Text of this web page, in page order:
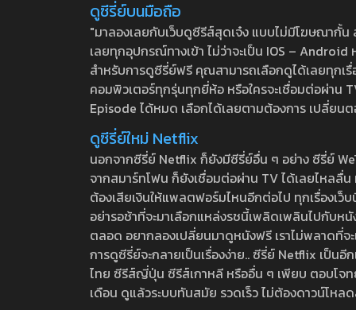
ดูซีรี่ย์บนมือถือ
"มาลองเลยกับเว็บดูซีรีส์สุดเจ๋ง แบบไม่มีโฆษณากั้
เลยทุกอุปกรณ์ทางเข้า ไม่ว่าจะเป็น IOS –
สำหรับการดูซีรี่ย์ฟรี คุณสามารถเลือกดูได้เลยทุกเ
คอมพิวเตอร์ทุกรุ่นทุกยี่ห้อ หรือใครจะเชื่อมต่อผ่าน
Episode ได้หมด เลือกได้เลยตามต้องการ เปลี่ยน
ดูซีรี่ย์ใหม่ Netflix
นอกจากซีรี่ย์ Netflix ก็ยังมีซีรี่ย์อื่น ๆ อย่าง ซีรี่ย์
จากสมาร์ทโฟน ก็ยังเชื่อมต่อผ่าน TV ได้เลยไหลลื่
ต้องเสียเงินให้แพลตฟอร์มไหนอีกต่อไป ทุกเรื่องเว็
อย่ารอช้าที่จะมาเลือกแหล่งรชนี้เพลิดเพลินไปกับห
ตลอด อยากลองเปลี่ยนมาดูหนังฟรี เราไม่พลาดที่
การดูซีรี่ย์จะกลายเป็นเรื่องง่าย.. ซีรี่ย์ Netflix เป็น
ไทย ซีรีส์ญี่ปุ่น ซีรีส์เกาหลี หรืออื่น ๆ เพียบ ตอบโจท
เดือน ดูแล้วระบบทันสมัย รวดเร็ว ไม่ต้องดาวน์โห